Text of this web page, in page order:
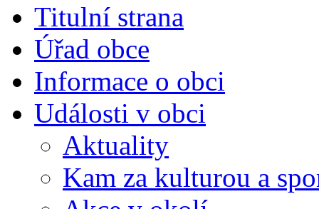
Titulní strana
Úřad obce
Informace o obci
Události v obci
Aktuality
Kam za kulturou a